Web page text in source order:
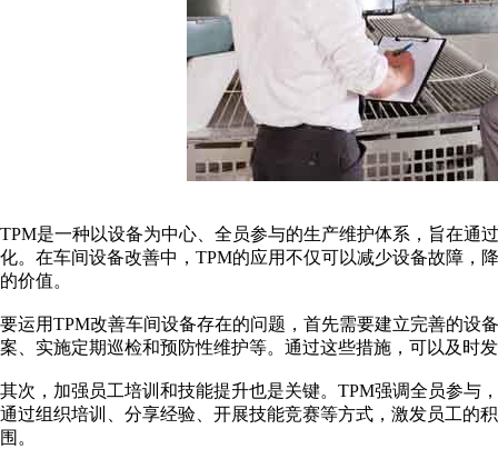
TPM是一种以设备为中心、全员参与的生产维护体系，旨在通
化。在车间设备改善中，TPM的应用不仅可以减少设备故障，
的价值。
要运用TPM改善车间设备存在的问题，首先需要建立完善的设
案、实施定期巡检和预防性维护等。通过这些措施，可以及时
其次，加强员工培训和技能提升也是关键。TPM强调全员参与
通过组织培训、分享经验、开展技能竞赛等方式，激发员工的
围。